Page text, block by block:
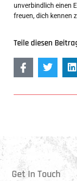
unverbindlich einen
freuen, dich kennen
Teile diesen
Get In Touch